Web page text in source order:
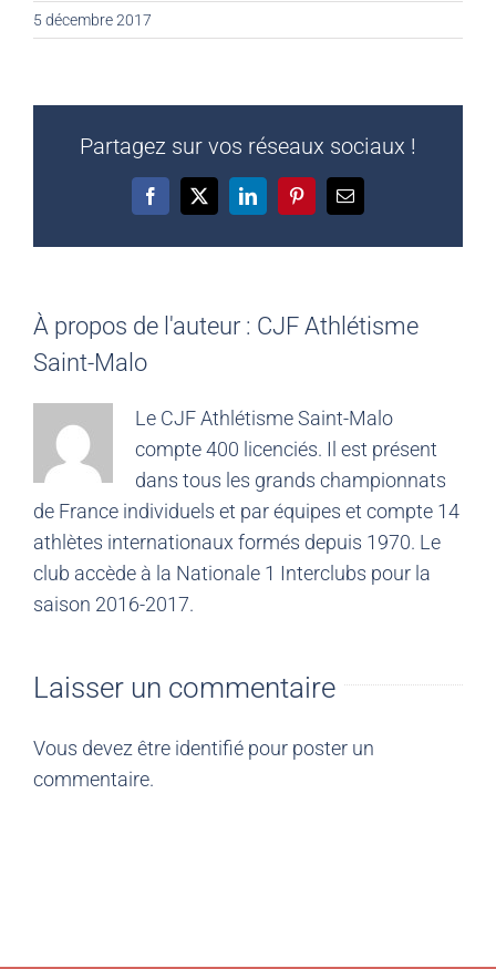
5 décembre 2017
Partagez sur vos réseaux sociaux !
Facebook
X LinkedInPinterestEmail
À propos de l'auteur : CJF Athlétisme
Saint-Malo
Le CJF Athlétisme Saint-Malo
compte 400 licenciés. Il est présent
dans tous les grands championnats
de France individuels et par équipes et compte 14
athlètes internationaux formés depuis 1970. Le
club accède à la Nationale 1 Interclubs pour la
saison 2016-2017.
Laisser un commentaire
Vous devez être identifié pour poster un
commentaire.